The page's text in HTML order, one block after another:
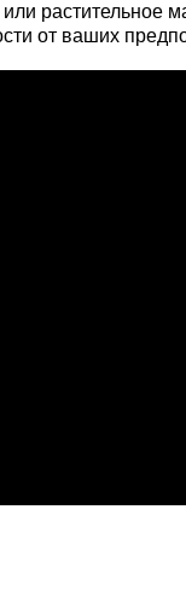
от ваших